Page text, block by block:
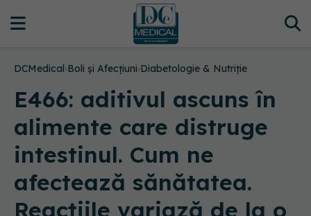
DCMedical›Boli și Afecțiuni›Diabetologie & Nutriție
E466: aditivul ascuns în
alimente care distruge
intestinul. Cum ne
afectează sănătatea.
Reacțiile variază de la o